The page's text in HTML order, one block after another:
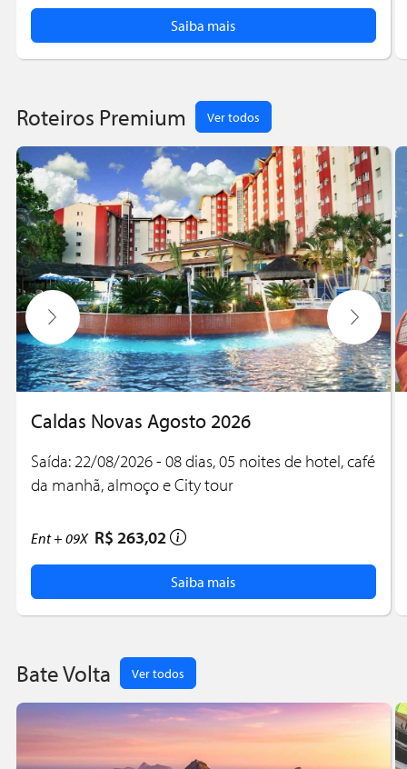
Saiba mais
Roteiros Premium Ver todos
Caldas Novas Agosto 2026
Saída: 22/08/2026 - 08 dias, 05 noites de hotel, café
da manhã, almoço e City tour
Ent + 09X R$ 263,02
Saiba mais
Bate Volta Ver todos